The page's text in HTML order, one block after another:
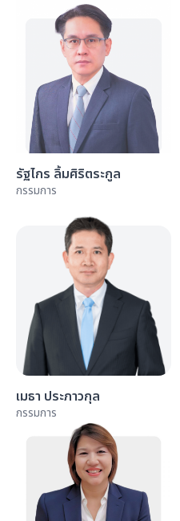
รัฐไกร ลิ้มศิริตระกูล
กรรมการ
เมธา ประภาวกุล
กรรมการ